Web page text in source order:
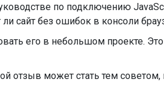
по подключению
сайт без ошибок в консоли
его в небольшом проекте.
отзыв может стать тем